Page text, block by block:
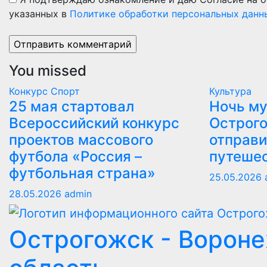
указанных в Политике обработки персональных
You missed
Конкурс Спорт
25 мая стартовал
Всероссийский конкурс
проектов массового
футбола «Россия –
футбольная страна»
28.05.2026 admin
Культура
Ночь
25.05.2026
Острогожск -